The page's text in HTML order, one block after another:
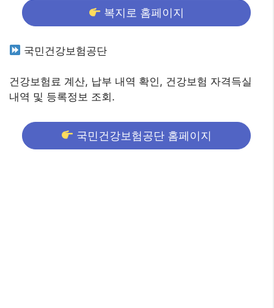
복지로 홈페이지
국민건강보험공단
건강보험료 계산, 납부 내역 확인, 건강보험 자격득실
내역 및 등록정보 조회.
국민건강보험공단 홈페이지